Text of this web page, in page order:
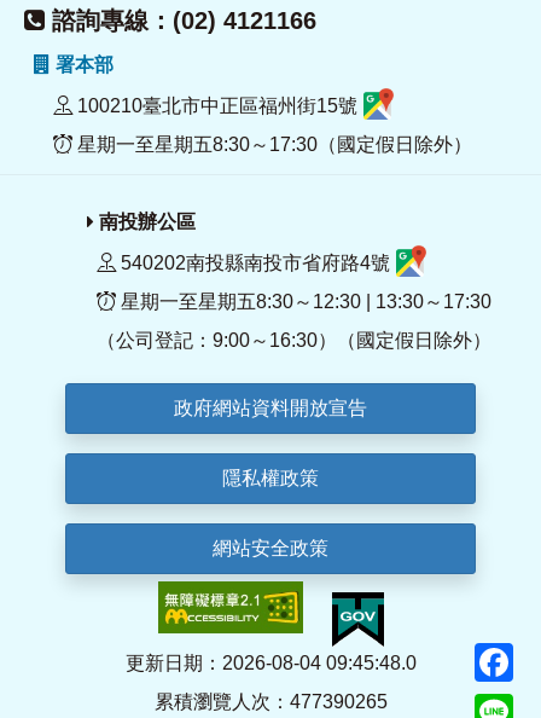
諮詢專線：(02) 4121166
署本部
100210臺北市中正區福州街15號
星期一至星期五8:30～17:30（國定假日除外）
南投辦公區
540202南投縣南投市省府路4號
星期一至星期五8:30～12:30 | 13:30～17:30
（公司登記：9:00～16:30）（國定假日除外）
政府網站資料開放宣告
隱私權政策
網站安全政策
更新日期：2026-08-04 09:45:48.0
累積瀏覽人次：477390265